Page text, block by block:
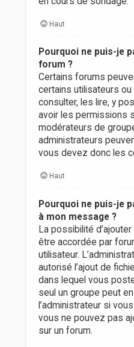
Haut
Pourquoi ne puis-je
forum ?
Certains forums
certains utilisateurs
consulter, les lire, y
avoir les permissions
modérateurs de
administrateurs
vous devez donc les
Haut
Pourquoi ne puis-je
à mon message ?
La possibilité
être accordée par
utilisateur.
autorisé l’ajout de
dans lequel vous
seul un groupe peut
l’administrateur si
vous ne pouvez pas
sur un forum.